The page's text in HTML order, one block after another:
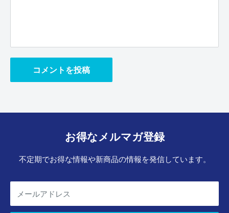
コメントを投稿
お得なメルマガ登録
不定期でお得な情報や新商品の情報を発信しています。
メールアドレス